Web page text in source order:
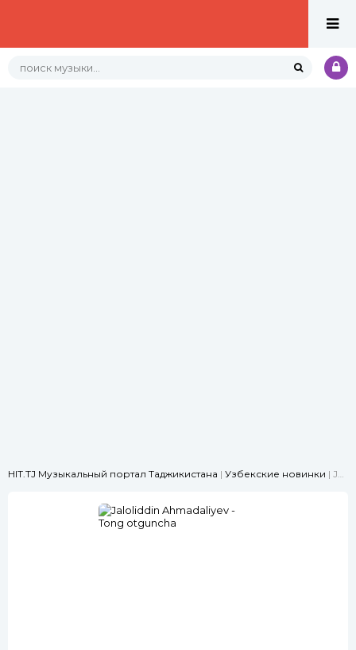
HIT.TJ Музыкальный портал Таджикистана | Узбекские новинки | Jaloliddin Ahmadaliyev - Tong otguncha